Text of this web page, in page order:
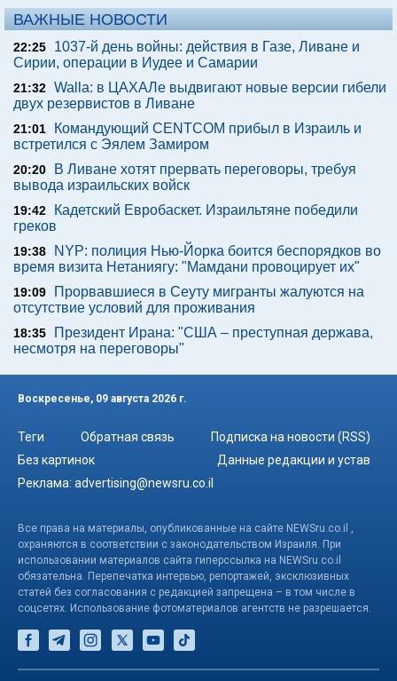
ВАЖНЫЕ НОВОСТИ
22:25
1037-й день войны: действия в Газе, Ливане и
Сирии, операции в Иудее и Самарии
21:32 Walla: в ЦАХАЛе выдвигают новые версии гибели
двух резервистов в Ливане
21:01
Командующий CENTCOM прибыл в Израиль и
встретился с Эялем Замиром
20:20
В Ливане хотят прервать переговоры, требуя
вывода израильских войск
19:42
Кадетский Евробаскет. Израильтяне победили
греков
19:38
NYP: полиция Нью-Йорка боится беспорядков во
время визита Нетаниягу: "Мамдани провоцирует их"
19:09
Прорвавшиеся в Сеуту мигранты жалуются на
отсутствие условий для проживания
18:35
Президент Ирана: "США – преступная держава,
несмотря на переговоры"
Воскресенье, 09 августа 2026 г.
Теги Обратная связь
Подписка на новости (RSS)
Без картинок
Данные редакции и устав
Реклама: advertising@newsru.co.il
Все права на материалы, опубликованные на сайте NEWSru.co.il ,
охраняются в соответствии с законодательством Израиля. При
использовании материалов сайта гиперссылка на NEWSru.co.il
обязательна. Перепечатка интервью, репортажей, эксклюзивных
статей без согласования с редакцией запрещена – в том числе в
соцсетях. Использование фотоматериалов агентств не разрешается.